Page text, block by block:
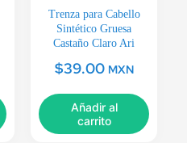
Trenza para Cabello
Sintético Gruesa
Castaño Claro Ari
$39.00 MXN
Añadir al
carrito